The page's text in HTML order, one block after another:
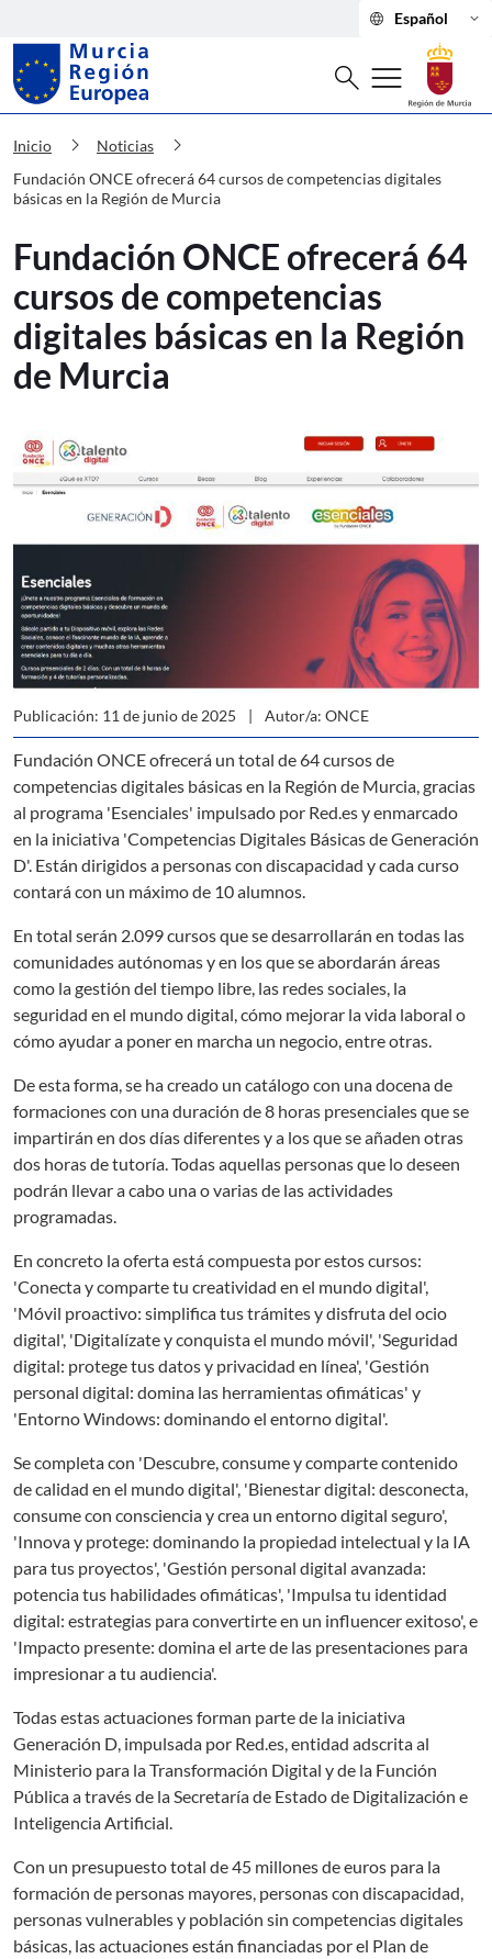
language Español keyboard_arrow_down
Murcia Región Europea Fundación
Buscar
search menu
Inicio chevron_right Noticias chevron_right
Fundación ONCE ofrecerá 64 cursos de competencias digitales
básicas en la Región de Murcia
Fundación ONCE ofrecerá 64
cursos de competencias
digitales básicas en la Región
de Murcia
Publicación: 11 de junio de 2025 Autor/a: ONCE
Fundación ONCE ofrecerá un total de 64 cursos de
competencias digitales básicas en la Región de Murcia, gracias
al programa 'Esenciales' impulsado por Red.es y enmarcado
en la iniciativa 'Competencias Digitales Básicas de Generación
D'. Están dirigidos a personas con discapacidad y cada curso
contará con un máximo de 10 alumnos.
En total serán 2.099 cursos que se desarrollarán en todas las
comunidades autónomas y en los que se abordarán áreas
como la gestión del tiempo libre, las redes sociales, la
seguridad en el mundo digital, cómo mejorar la vida laboral o
cómo ayudar a poner en marcha un negocio, entre otras.
De esta forma, se ha creado un catálogo con una docena de
formaciones con una duración de 8 horas presenciales que se
impartirán en dos días diferentes y a los que se añaden otras
dos horas de tutoría. Todas aquellas personas que lo deseen
podrán llevar a cabo una o varias de las actividades
programadas.
En concreto la oferta está compuesta por estos cursos:
'Conecta y comparte tu creatividad en el mundo digital',
'Móvil proactivo: simplifica tus trámites y disfruta del ocio
digital', 'Digitalízate y conquista el mundo móvil', 'Seguridad
digital: protege tus datos y privacidad en línea', 'Gestión
personal digital: domina las herramientas ofimáticas' y
'Entorno Windows: dominando el entorno digital'.
Se completa con 'Descubre, consume y comparte contenido
de calidad en el mundo digital', 'Bienestar digital: desconecta,
consume con consciencia y crea un entorno digital seguro',
'Innova y protege: dominando la propiedad intelectual y la IA
para tus proyectos', 'Gestión personal digital avanzada:
potencia tus habilidades ofimáticas', 'Impulsa tu identidad
digital: estrategias para convertirte en un influencer exitoso', e
'Impacto presente: domina el arte de las presentaciones para
impresionar a tu audiencia'.
Todas estas actuaciones forman parte de la iniciativa
Generación D, impulsada por Red.es, entidad adscrita al
Ministerio para la Transformación Digital y de la Función
Pública a través de la Secretaría de Estado de Digitalización e
Inteligencia Artificial.
Con un presupuesto total de 45 millones de euros para la
formación de personas mayores, personas con discapacidad,
personas vulnerables y población sin competencias digitales
básicas, las actuaciones están financiadas por el Plan de